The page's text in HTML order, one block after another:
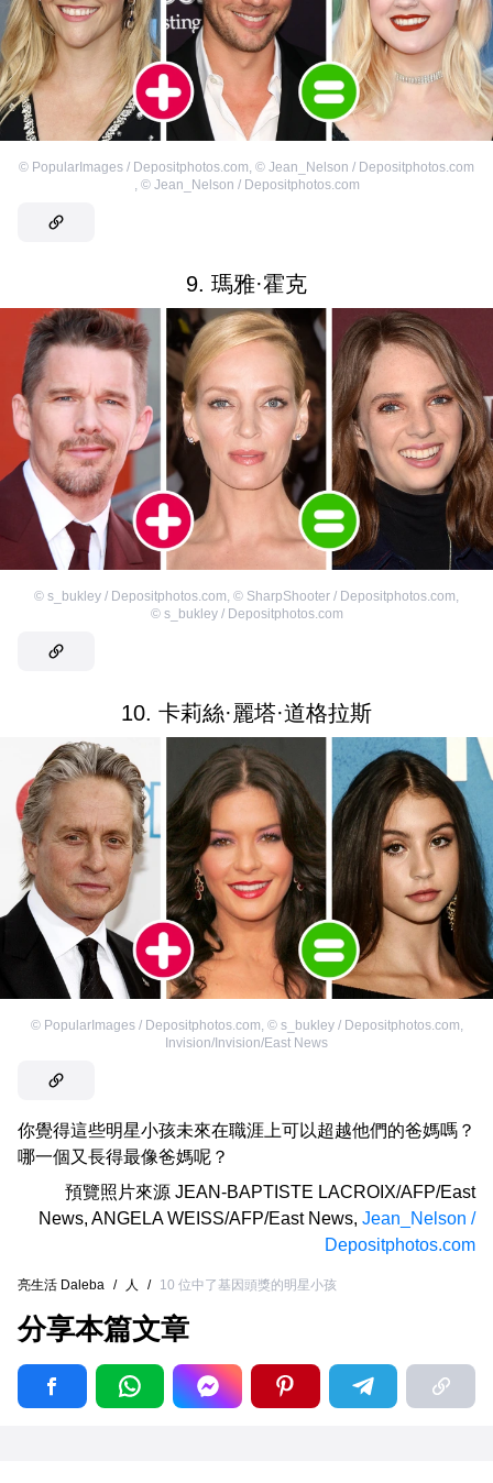
© PopularImages / Depositphotos.com © Jean_Nelson / Depositphotos.com
© Jean_Nelson / Depositphotos.com
9. 瑪雅·霍克
© s_bukley / Depositphotos.com © SharpShooter / Depositphotos.com
© s_bukley / Depositphotos.com
10. 卡莉絲·麗塔·道格拉斯
© PopularImages / Depositphotos.com © s_bukley / Depositphotos.com
Invision/Invision/East News
你覺得這些明星小孩未來在職涯上可以超越他們的爸媽嗎？
哪一個又長得最像爸媽呢？
預覽照片來源 JEAN-BAPTISTE LACROIX/AFP/East
News, ANGELA WEISS/AFP/East News, Jean_Nelson /
Depositphotos.com
亮生活 Daleba / 人 / 10 位中了基因頭獎的明星小孩
分享本篇文章